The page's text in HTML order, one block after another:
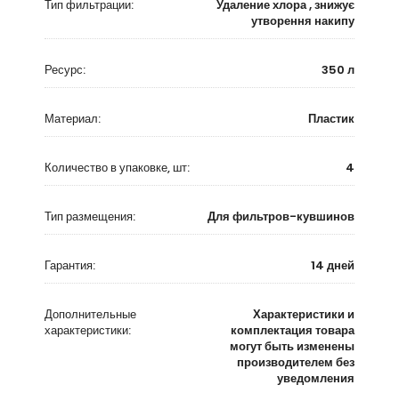
Тип фильтрации:
Удаление хлора , знижує
утворення накипу
Ресурс: 350 л
Материал: Пластик
Количество в упаковке, шт: 4
Тип размещения: Для фильтров-кувшинов
Гарантия: 14 дней
Дополнительные
характеристики:
Характеристики и
комплектация товара
могут быть изменены
производителем без
уведомления